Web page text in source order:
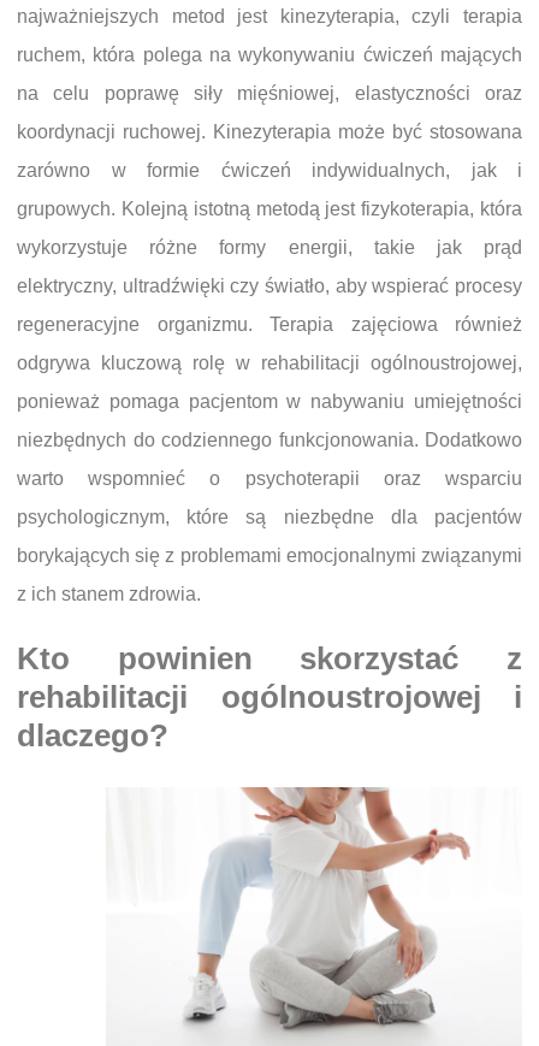
najważniejszych metod jest kinezyterapia, czyli terapia
ruchem, która polega na wykonywaniu ćwiczeń mających
na celu poprawę siły mięśniowej, elastyczności oraz
koordynacji ruchowej. Kinezyterapia może być stosowana
zarówno w formie ćwiczeń indywidualnych, jak i
grupowych. Kolejną istotną metodą jest fizykoterapia, która
wykorzystuje różne formy energii, takie jak prąd
elektryczny, ultradźwięki czy światło, aby wspierać procesy
regeneracyjne organizmu. Terapia zajęciowa również
odgrywa kluczową rolę w rehabilitacji ogólnoustrojowej,
ponieważ pomaga pacjentom w nabywaniu umiejętności
niezbędnych do codziennego funkcjonowania. Dodatkowo
warto wspomnieć o psychoterapii oraz wsparciu
psychologicznym, które są niezbędne dla pacjentów
borykających się z problemami emocjonalnymi związanymi
z ich stanem zdrowia.
Kto powinien skorzystać z
rehabilitacji ogólnoustrojowej i
dlaczego?